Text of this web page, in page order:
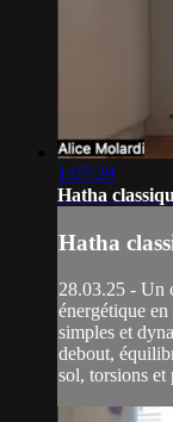
1:07:29
Hatha
Hatha
28.03.25 - Un
énergétique
simples et
debout,
sol, torsions et